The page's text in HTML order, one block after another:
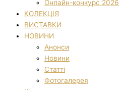
Онлайн-конкурс 2026
КОЛЕКЦІЯ
ВИСТАВКИ
НОВИНИ
Анонси
Новини
Статті
Фотогалерея